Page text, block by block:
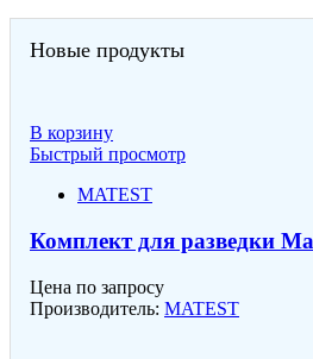
Новые продукты
В корзину
Быстрый просмотр
MATEST
Комплект для разведки
Цена по запросу
Производитель: MATEST